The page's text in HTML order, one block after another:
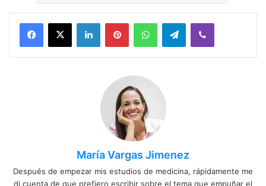
Facebook
X LinkedInPinterestWhatsAppTelegramViber
María Vargas Jimenez
Después de empezar mis estudios de medicina, rápidamente me
di cuenta de que prefiero escribir sobre el tema que empuñar el